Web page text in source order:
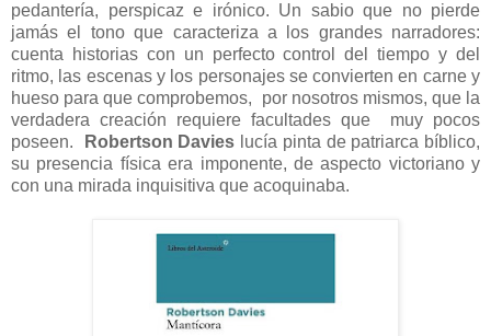
pedantería, perspicaz e irónico. Un sabio que no pierde
jamás el tono que caracteriza a los grandes narradores:
cuenta historias con un perfecto control del tiempo y del
ritmo, las escenas y los personajes se convierten en carne y
hueso para que comprobemos, por nosotros mismos, que la
verdadera creación requiere facultades que
muy pocos
poseen.
Robertson Davies lucía pinta de patriarca bíblico,
su presencia física era imponente, de aspecto victoriano y
con una mirada inquisitiva que acoquinaba.